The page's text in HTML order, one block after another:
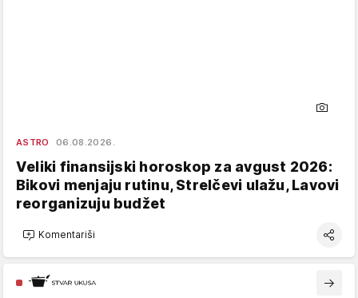
ASTRO 06.08.2026.
Veliki finansijski horoskop za avgust 2026:
Bikovi menjaju rutinu, Strelčevi ulažu, Lavovi
reorganizuju budžet
Komentariši